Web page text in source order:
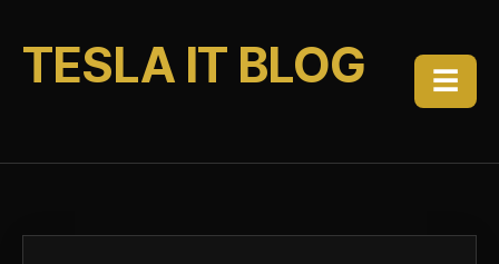
TESLA IT BLOG ☰